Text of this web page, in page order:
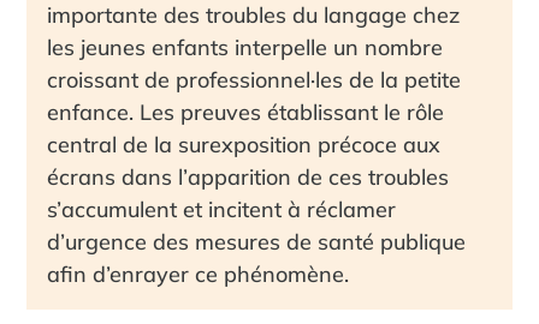
importante des troubles du langage chez
les jeunes enfants interpelle un nombre
croissant de professionnel·les de la petite
enfance. Les preuves établissant le rôle
central de la surexposition précoce aux
écrans dans l’apparition de ces troubles
s’accumulent et incitent à réclamer
d’urgence des mesures de santé publique
afin d’enrayer ce phénomène.